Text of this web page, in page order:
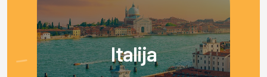
Italija